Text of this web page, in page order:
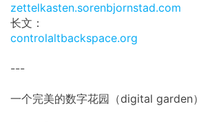
zettelkasten.sorenbjornstad.com
长文：
controlaltbackspace.org
---
一个完美的数字花园（digital garden）